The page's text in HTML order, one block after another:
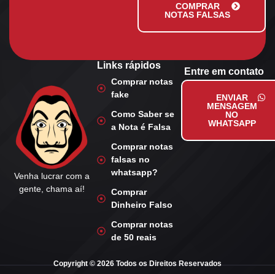
COMPRAR
NOTAS FALSAS
Venha lucrar com a
gente, chama aí!
Links rápidos
Comprar notas
fake
Como Saber se
a Nota é Falsa
Comprar notas
falsas no
whatsapp?
Comprar
Dinheiro Falso
Comprar notas
de 50 reais
Entre em contato
ENVIAR
MENSAGEM
NO
WHATSAPP
Copyright © 2026 Todos os Direitos Reservados